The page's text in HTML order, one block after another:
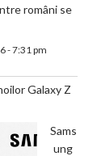
români se
- 7:31 pm
Galaxy Z
Sams
ung